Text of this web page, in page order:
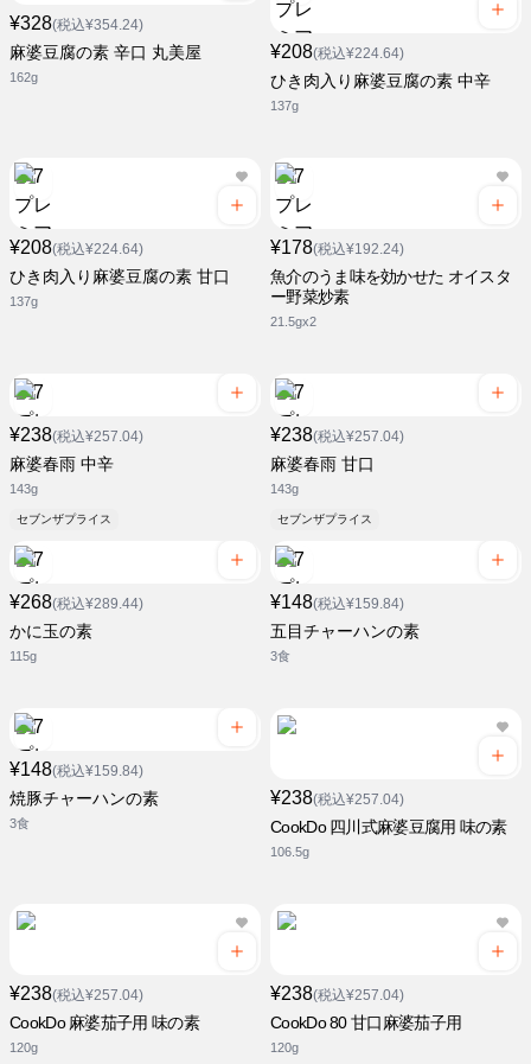
¥328(税込¥354.24)
麻婆豆腐の素 辛口 丸美屋
162g
¥208(税込¥224.64)
ひき肉入り麻婆豆腐の素 中辛
137g
¥208(税込¥224.64)
ひき肉入り麻婆豆腐の素 甘口
137g
¥178(税込¥192.24)
魚介のうま味を効かせた オイスタ
ー野菜炒素
21.5gx2
¥238(税込¥257.04)
麻婆春雨 中辛
143g
セブンザプライス
¥238(税込¥257.04)
麻婆春雨 甘口
143g
セブンザプライス
¥268(税込¥289.44)
かに玉の素
115g
¥148(税込¥159.84)
五目チャーハンの素
3食
¥148(税込¥159.84)
焼豚チャーハンの素
3食
¥238(税込¥257.04)
CookDo 四川式麻婆豆腐用 味の素
106.5g
¥238(税込¥257.04)
CookDo 麻婆茄子用 味の素
120g
¥238(税込¥257.04)
CookDo 80 甘口麻婆茄子用
120g